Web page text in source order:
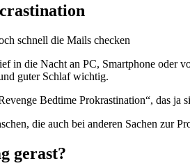
schnell die Mails checken
in die Nacht an PC, Smartphone oder
guter Schlaf wichtig.
Bedtime Prokrastination“, das ja
die auch bei anderen Sachen zur
gerast?